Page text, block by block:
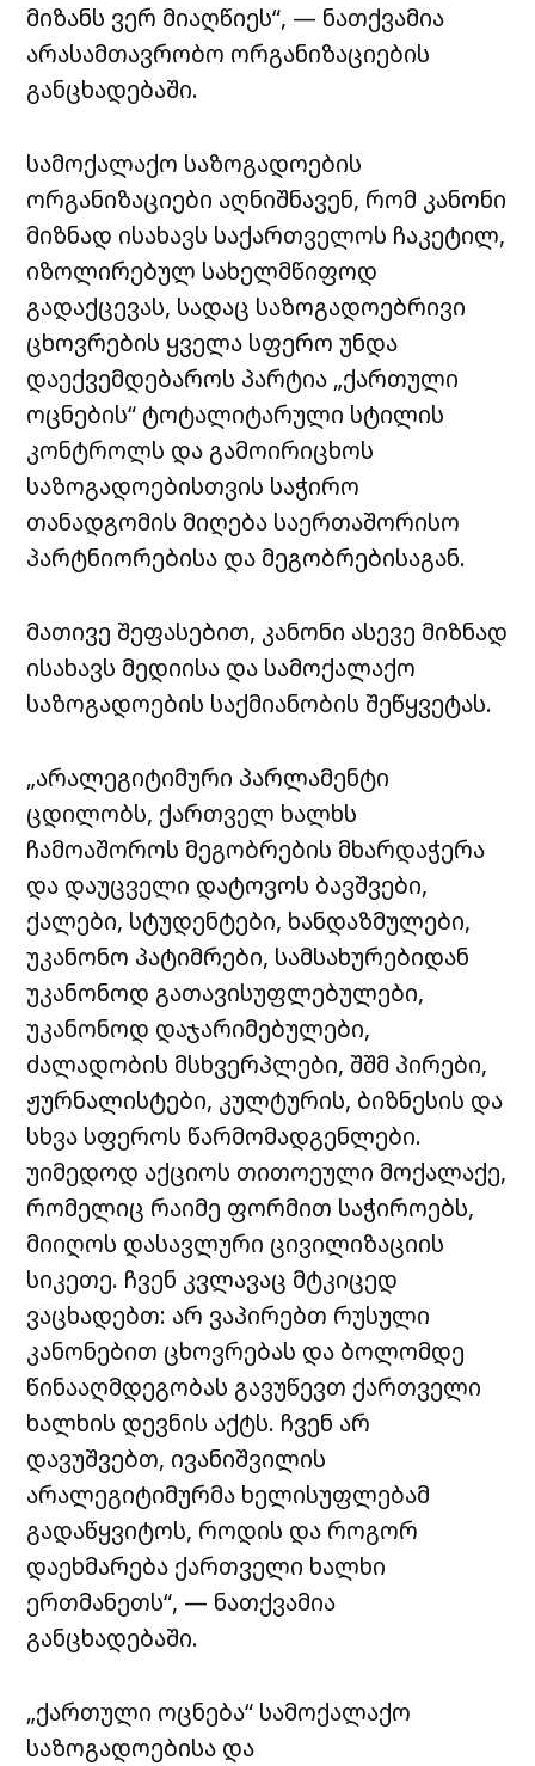
მიზანს ვერ მიაღწიეს“, — ნათქვამია
არასამთავრობო ორგანიზაციების
განცხადებაში.
სამოქალაქო საზოგადოების
ორგანიზაციები აღნიშნავენ, რომ კანონი
მიზნად ისახავს საქართველოს ჩაკეტილ,
იზოლირებულ სახელმწიფოდ
გადაქცევას, სადაც საზოგადოებრივი
ცხოვრების ყველა სფერო უნდა
დაექვემდებაროს პარტია „ქართული
ოცნების“ ტოტალიტარული სტილის
კონტროლს და გამოირიცხოს
საზოგადოებისთვის საჭირო
თანადგომის მიღება საერთაშორისო
პარტნიორებისა და მეგობრებისაგან.
მათივე შეფასებით, კანონი ასევე მიზნად
ისახავს მედიისა და სამოქალაქო
საზოგადოების საქმიანობის შეწყვეტას.
„არალეგიტიმური პარლამენტი
ცდილობს, ქართველ ხალხს
ჩამოაშოროს მეგობრების მხარდაჭერა
და დაუცველი დატოვოს ბავშვები,
ქალები, სტუდენტები, ხანდაზმულები,
უკანონო პატიმრები, სამსახურებიდან
უკანონოდ გათავისუფლებულები,
უკანონოდ დაჯარიმებულები,
ძალადობის მსხვერპლები, შშმ პირები,
ჟურნალისტები, კულტურის, ბიზნესის და
სხვა სფეროს წარმომადგენლები.
უიმედოდ აქციოს თითოეული მოქალაქე,
რომელიც რაიმე ფორმით საჭიროებს,
მიიღოს დასავლური ცივილიზაციის
სიკეთე. ჩვენ კვლავაც მტკიცედ
ვაცხადებთ: არ ვაპირებთ რუსული
კანონებით ცხოვრებას და ბოლომდე
წინააღმდეგობას გავუწევთ ქართველი
ხალხის დევნის აქტს. ჩვენ არ
დავუშვებთ, ივანიშვილის
არალეგიტიმურმა ხელისუფლებამ
გადაწყვიტოს, როდის და როგორ
დაეხმარება ქართველი ხალხი
ერთმანეთს“, — ნათქვამია
განცხადებაში.
„ქართული ოცნება“ სამოქალაქო
საზოგადოებისა და